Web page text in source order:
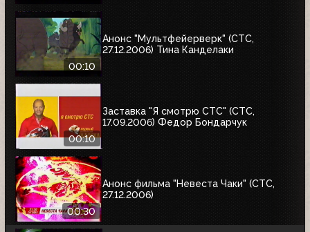
00:10
Анонс "Мультфейерверк" (СТС,
27.12.2006) Тина Канделаки
00:10
Заставка "Я смотрю СТС" (СТС,
17.09.2006) Федор Бондарчук
00:30
Анонс фильма "Невеста Чаки" (СТС,
27.12.2006)